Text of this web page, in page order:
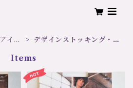
アイテ
デザインストッキング・タ
Items